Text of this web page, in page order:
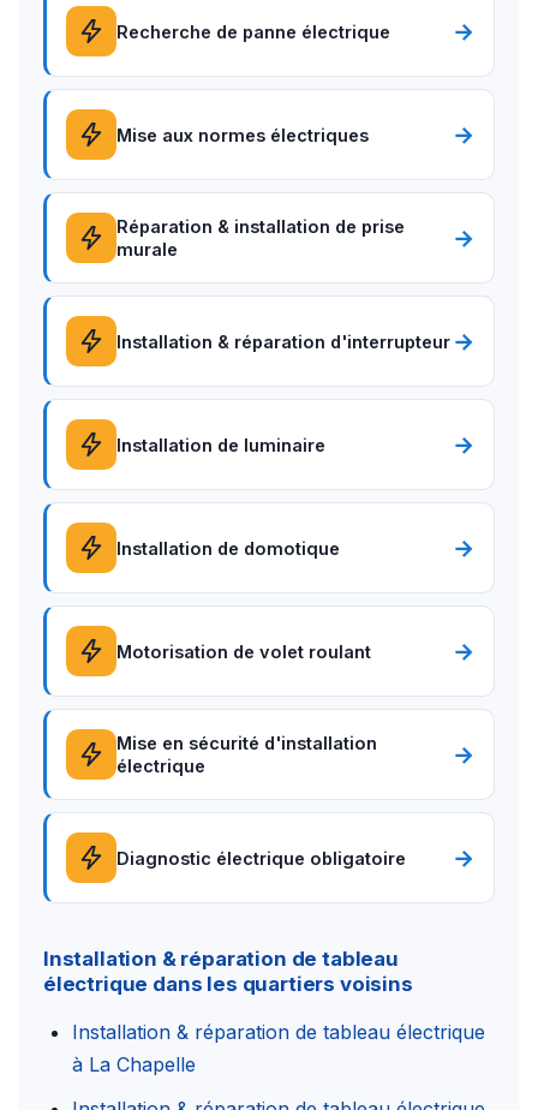
Recherche de panne électrique →
Mise aux normes électriques →
Réparation & installation de prise
murale
→
Installation & réparation d'interrupteur →
Installation de luminaire →
Installation de domotique →
Motorisation de volet roulant →
Mise en sécurité d'installation
électrique
→
Diagnostic électrique obligatoire →
Installation & réparation de tableau
électrique dans les quartiers voisins
Installation & réparation de tableau électrique
à La Chapelle